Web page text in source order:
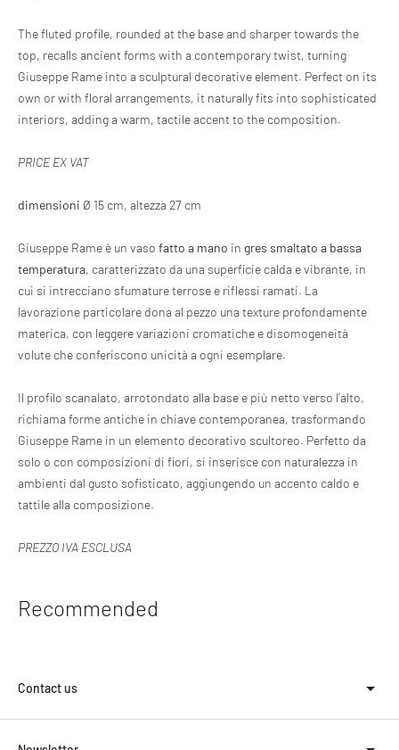
The fluted profile, rounded at the base and sharper towards the
top, recalls ancient forms with a contemporary twist, turning
Giuseppe Rame into a sculptural decorative element. Perfect on its
own or with floral arrangements, it naturally fits into sophisticated
interiors, adding a warm, tactile accent to the composition.
PRICE EX VAT
dimensioni Ø 15 cm, altezza 27 cm
Giuseppe Rame è un vaso fatto a mano in gres smaltato a bassa
temperatura, caratterizzato da una superficie calda e vibrante, in
cui si intrecciano sfumature terrose e riflessi ramati. La
lavorazione particolare dona al pezzo una texture profondamente
materica, con leggere variazioni cromatiche e disomogeneità
volute che conferiscono unicità a ogni esemplare.
Il profilo scanalato, arrotondato alla base e più netto verso l’alto,
richiama forme antiche in chiave contemporanea, trasformando
Giuseppe Rame in un elemento decorativo scultoreo. Perfetto da
solo o con composizioni di fiori, si inserisce con naturalezza in
ambienti dal gusto sofisticato, aggiungendo un accento caldo e
tattile alla composizione.
PREZZO IVA ESCLUSA
Recommended
Contact us